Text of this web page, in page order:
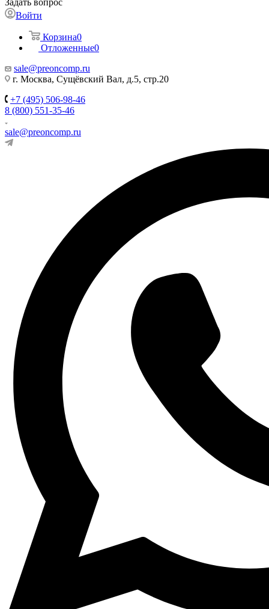
Задать вопрос
Войти
Корзина0
Отложенные0
sale@preoncomp.ru
г. Москва, Сущёвский Вал, д.5, стр.20
+7 (495) 506-98-46
8 (800) 551-35-46
sale@preoncomp.ru